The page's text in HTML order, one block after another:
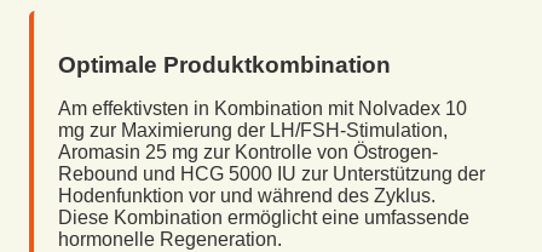
Optimale Produktkombination
Am effektivsten in Kombination mit Nolvadex 10
mg zur Maximierung der LH/FSH-Stimulation,
Aromasin 25 mg zur Kontrolle von Östrogen-
Rebound und HCG 5000 IU zur Unterstützung der
Hodenfunktion vor und während des Zyklus.
Diese Kombination ermöglicht eine umfassende
hormonelle Regeneration.